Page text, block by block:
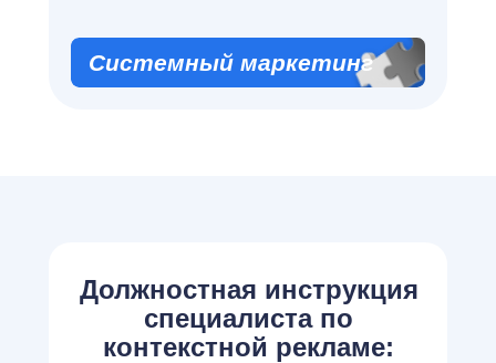
Системный маркетинг
Должностная инструкция
специалиста по
контекстной рекламе: